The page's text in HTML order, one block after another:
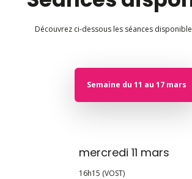
Découvrez ci-dessous les séances
Semaine du 11 au 17 mars
mercredi 11 mars
16h15 (VOST)